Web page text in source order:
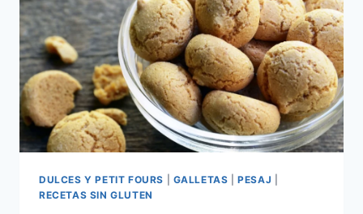
DULCES Y PETIT FOURS GALLETAS |PESAJ
RECETAS SIN GLUTEN